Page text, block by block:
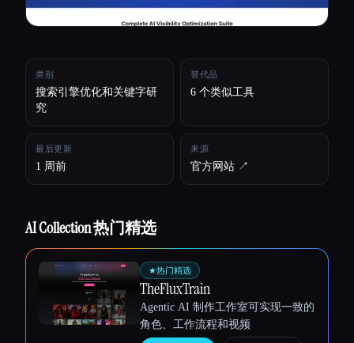
类别
搜索引擎优化和关键字研
究
替代品
6 个类似工具
最后更新
1 周前
来源
官方网站 ↗︎
AI Collection 热门精选
★热门精选
TheFluxTrain
Agentic AI 制作工作室可实现一致的
角色、工作流程和视频